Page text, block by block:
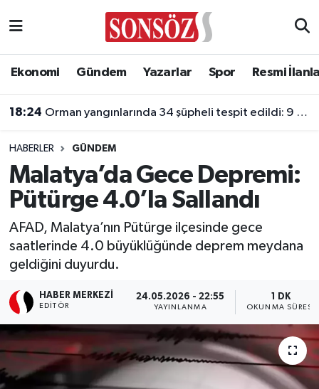
Ekonomi Gündem Yazarlar Spor Resmi
18:24 Orman yangınlarında 34 şüpheli tespit edildi: 9 kişi tutuklandı
HABERLER GÜNDEM
Malatya’da Gece Depremi:
Pütürge 4.0’la Sallandı
AFAD, Malatya’nın Pütürge ilçesinde gece
saatlerinde 4.0 büyüklüğünde deprem meydana
geldiğini duyurdu.
HABER MERKEZI
EDITÖR
24.05.2026 - 22:55
YAYINLANMA
1 DK
OKUNMA SÜRESI
Asayiş
Biyografi
Çevre
Diğer
Dünya
Eğitim
Ekonomi
Eleman
Ankara Nöbetçi Eczaneler
Ankara Trafik Yoğunluk Haritası
Süper Lig Puan Durumu ve Fikstür
Tüm Manşetler
Son Dakika Haberleri
Haber Arşivi